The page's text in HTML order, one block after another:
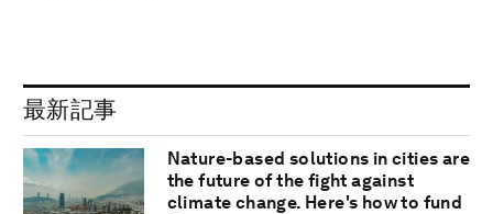
最新記事
Nature-based solutions in cities are
the future of the fight against
climate change. Here's how to fund